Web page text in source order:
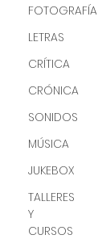
FOTOGRAFÍA
LETRAS
CRÍTICA
CRÓNICA
SONIDOS
MÚSICA
JUKEBOX
TALLERES
Y
CURSOS